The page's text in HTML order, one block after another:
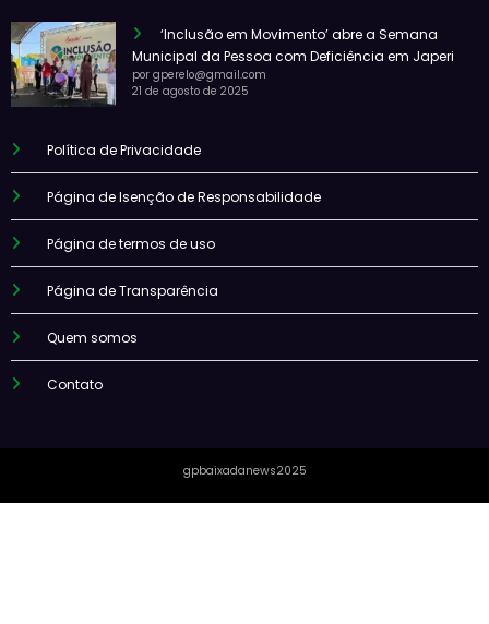
‘Inclusão em Movimento’ abre a Semana
Municipal da Pessoa com Deficiência em Japeri
por gperelo@gmail.com
21 de agosto de 2025
Política de Privacidade
Página de Isenção de Responsabilidade
Página de termos de uso
Página de Transparência
Quem somos
Contato
gpbaixadanews2025